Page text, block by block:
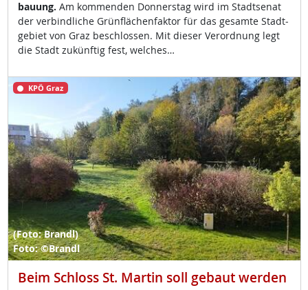
bau­ung. Am kom­men­den Don­ners­tag wird im Stadt­se­nat
der ver­bind­li­che Grün­flächen­fak­tor für das ge­sam­te Stadt­
ge­biet von Graz be­sch­los­sen. Mit die­ser Ver­ord­nung legt
die Stadt zu­künf­tig fest, wel­ches…
KPÖ Graz
(Foto: Brandl)
Foto: ©Brandl
Beim Schloss St. Martin soll gebaut werden